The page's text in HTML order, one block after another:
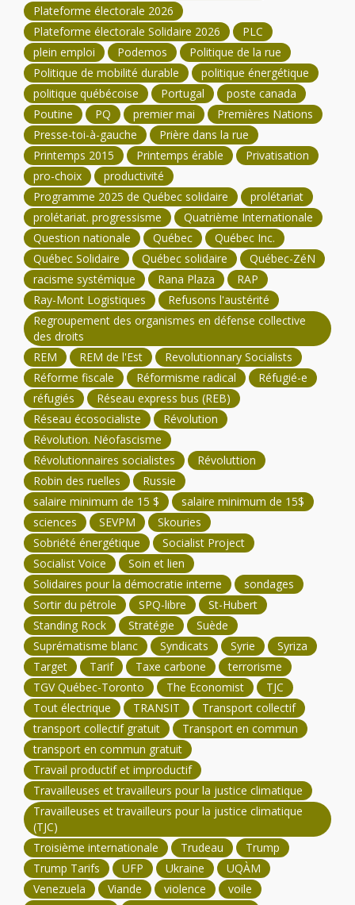
Plateforme électorale 2026
Plateforme électorale Solidaire 2026
PLC
plein emploi
Podemos
Politique de la rue
Politique de mobilité durable
politique énergétique
politique québécoise
Portugal
poste canada
Poutine
PQ premier mai
Premières Nations
Presse-toi-à-gauche
Prière dans la rue
Printemps 2015
Printemps érable
Privatisation
pro-choix
productivité
Programme 2025 de Québec solidaire
prolétariat
prolétariat. progressisme
Quatrième Internationale
Question nationale
Québec
Québec Inc.
Québec Solidaire
Québec solidaire
Québec-ZéN
racisme systémique
Rana Plaza
RAP
Ray-Mont Logistiques
Refusons l'austérité
Regroupement des organismes en défense collective
des droits
REM
REM de l'Est
Revolutionnary Socialists
Réforme fiscale
Réformisme radical
Réfugié-e
réfugiés
Réseau express bus (REB)
Réseau écosocialiste
Révolution
Révolution. Néofascisme
Révolutionnaires socialistes
Révoluttion
Robin des ruelles
Russie
salaire minimum de 15 $
salaire minimum de 15$
sciences
SEVPM
Skouries
Sobriété énergétique
Socialist Project
Socialist Voice
Soin et lien
Solidaires pour la démocratie interne
sondages
Sortir du pétrole
SPQ-libre
St-Hubert
Standing Rock
Stratégie
Suède
Suprématisme blanc
Syndicats Syrie
Syriza
Target
Tarif Taxe carbone
terrorisme
TGV Québec-Toronto
The Economist
TJC
Tout électrique
TRANSIT
Transport collectif
transport collectif gratuit
Transport en commun
transport en commun gratuit
Travail productif et improductif
Travailleuses et travailleurs pour la justice climatique
Travailleuses et travailleurs pour la justice climatique
(TJC)
Troisième internationale
Trudeau
Trump
Trump Tarifs
UFP Ukraine
UQÀM
Venezuela
Viande violence
voile